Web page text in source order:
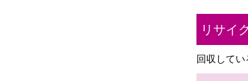
リサイ
回収してい